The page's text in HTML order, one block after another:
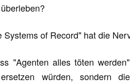
of Record" hat die
"Agenten alles töten
ersetzen würden, sondern